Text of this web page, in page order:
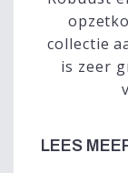
collectie
is zeer
LEES